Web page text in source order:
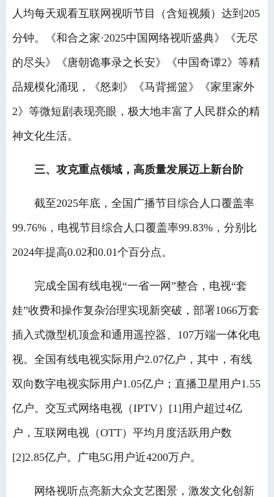
人均每天观看互联网视听节目（含短视频）达到205
分钟。《和合之家·2025中国网络视听盛典》《无尽
的尽头》《唐朝诡事录之长安》《中国奇谭2》等精
品规模化涌现，《怒刺》《马背摇篮》《家里家外
2》等微短剧表现亮眼，极大地丰富了人民群众的精
神文化生活。
三、攻克重点领域，高质量发展迈上新台阶
截至2025年底，全国广播节目综合人口覆盖率
99.76%，电视节目综合人口覆盖率99.83%，分别比
2024年提高0.02和0.01个百分点。
完成全国有线电视“一省一网”整合，电视“套
娃”收费和操作复杂治理实现新突破，部署1066万套
插入式微型机顶盒和通用遥控器、107万端一体化电
视。全国有线电视实际用户2.07亿户，其中，有线
双向数字电视实际用户1.05亿户；直播卫星用户1.55
亿户。交互式网络电视（IPTV）[1]用户超过4亿
户，互联网电视（OTT）平均月度活跃用户数
[2]2.85亿户。广电5G用户近4200万户。
网络视听点亮新大众文艺图景，激发文化创新